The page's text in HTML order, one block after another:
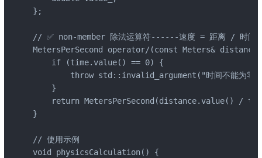
};
// ✅ non-member 除法运算符------速度 = 距离 / 时间
MetersPerSecond operator/(const Meters&
    if (time.value() == 0) {
throw std::invalid_argument("时间不能为零
    }
return MetersPerSecond(distance.value() /
}
// 使用示例
void physicsCalculation() {